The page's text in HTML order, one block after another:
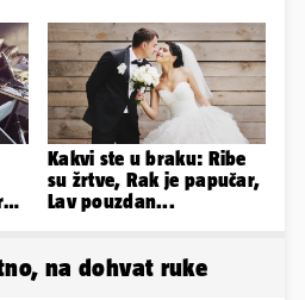
Kakvi ste u braku: Ribe
su žrtve, Rak je papučar,
Lav pouzdan...
na dohvat ruke